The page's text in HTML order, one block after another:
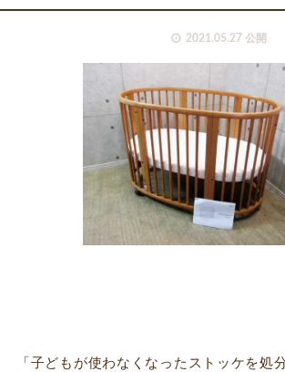
2021.05.27 公開
「子どもが使わなくなったストッケを処